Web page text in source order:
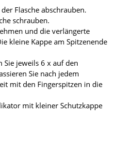
Flasche abschrauben.
schrauben.
und die verlängerte
kleine Kappe am Spitzenende
Sie jeweils 6 x auf den
Sie nach jedem
mit den Fingerspitzen in die
mit kleiner Schutzkappe